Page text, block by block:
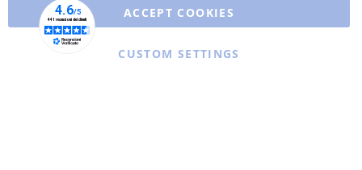
ACCEPT COOKIES
CUSTOM SETTINGS